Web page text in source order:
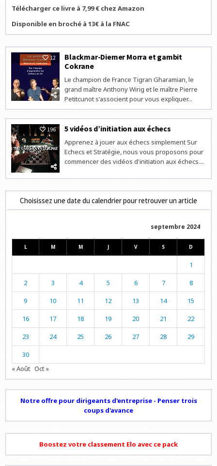
Télécharger ce livre à 7,99 € chez Amazon
Disponible en broché à 13€ à la FNAC
12
Blackmar-Diemer Morra et gambit
Cokrane
Le champion de France Tigran Gharamian, le
grand maître Anthony Wirig et le maître Pierre
Petitcunot s'associent pour vous expliquer...
196 5 vidéos d’initiation aux échecs
Apprenez à jouer aux échecs simplement Sur
Echecs et Stratégie, nous vous proposons pour
commencer des vidéos d'initiation aux échecs....
Choisissez une date du calendrier pour retrouver un article
septembre 2024
L M M J V S D
1
2 3 4 5 6 7 8
9 10 11 12 13 14 15
16 17 18 19 20 21 22
23 24 25 26 27 28 29
30
« Août Oct »
Notre offre pour dirigeants d'entreprise - Penser trois
coups d'avance
Boostez votre classement Elo avec ce pack